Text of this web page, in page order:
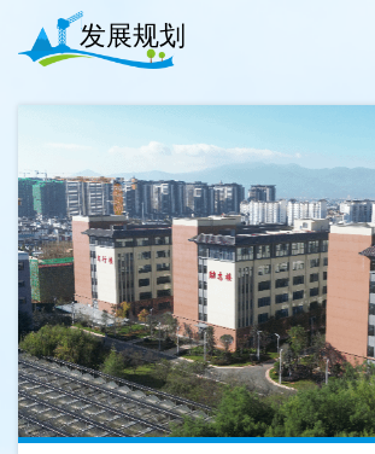
发展规划